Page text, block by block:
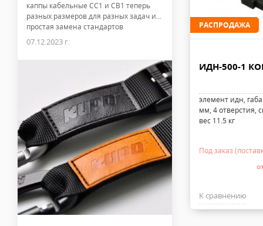
каппы кабельные CC1 и CB1 теперь
разных размеров для разных задач и...
простая замена стандартов
07.12.2023 г.
РАСПРОДАЖА
ИДН-500-1
элемент идн,
мм, 4 отверстия,
вес 11.5 кг
Под заказ
К сравнению